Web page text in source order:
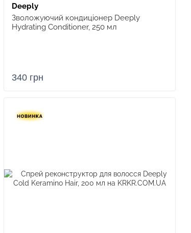
Deeply
Зволожуючий кондиціонер Deeply
Hydrating Conditioner, 250 мл
340 грн